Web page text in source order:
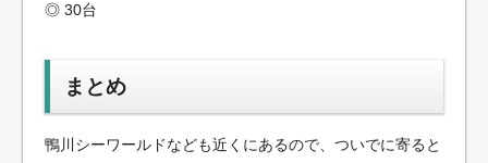
◎ 30台
まとめ
鴨川シーワールドなども近くにあるので、ついでに寄ると